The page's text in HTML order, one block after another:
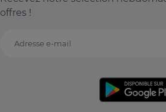
offres !
Adresse e-mail